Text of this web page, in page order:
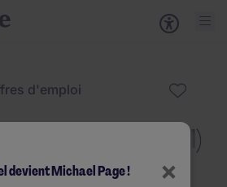
d'emploi
(F/H)
×
devient Michael Page !